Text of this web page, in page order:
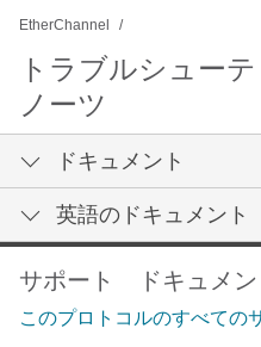
EtherChannel
トラブルシュー
ノーツ
ドキュメント
英語のドキュメント
サポート ドキュメン
このプロトコルのすべての